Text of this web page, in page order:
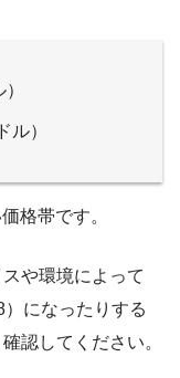
ル）
格帯です。
や環境によって
になったりする
認してください。